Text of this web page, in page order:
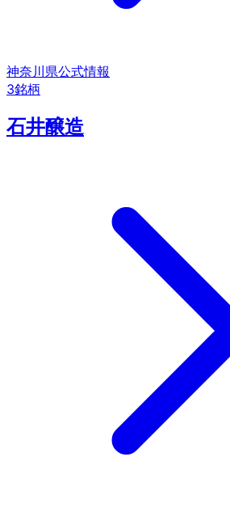
神奈川県公式情報
3銘柄
石井醸造